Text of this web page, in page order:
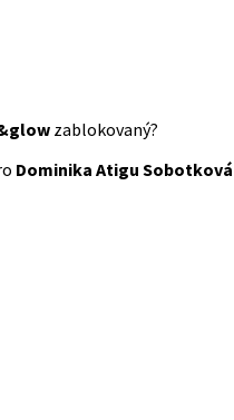
zablokovaný?
Dominika Atigu Sobotková